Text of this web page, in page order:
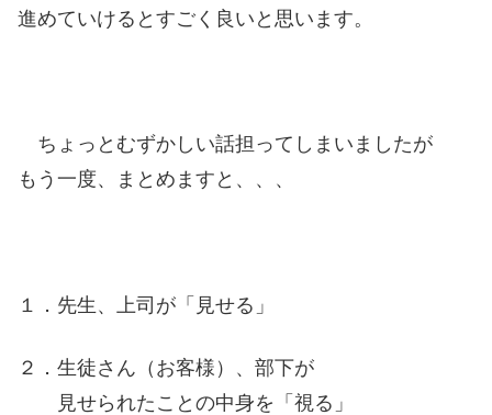
進めていけるとすごく良いと思います。
ちょっとむずかしい話担ってしまいましたが
もう一度、まとめますと、、、
１．先生、上司が「見せる」
２．生徒さん（お客様）、部下が
見せられたことの中身を「視る」